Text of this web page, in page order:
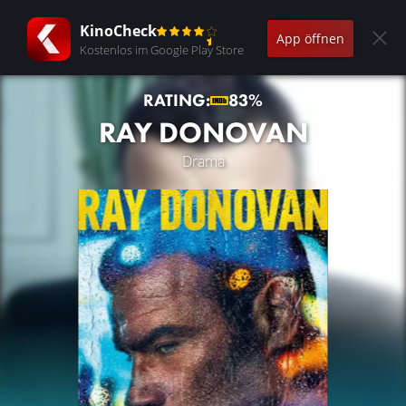
KinoCheck
Kostenlos im Google Play Store
App öffnen
RATING: 83%
RAY DONOVAN
Drama